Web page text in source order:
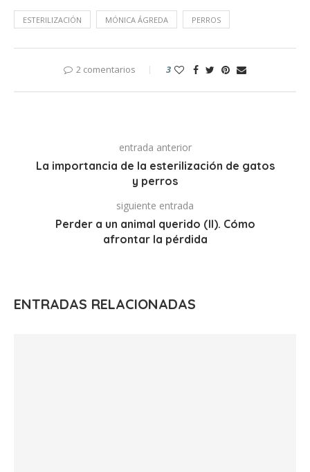
ESTERILIZACIÓN MÓNICA ÁGREDA PERROS
2 comentarios 3
entrada anterior
La importancia de la esterilización de gatos
y perros
siguiente entrada
Perder a un animal querido (II). Cómo
afrontar la pérdida
ENTRADAS RELACIONADAS